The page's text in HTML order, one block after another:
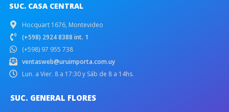
SUC. CASA CENTRAL
Hocquart 1676, Montevideo
(+598) 2924 8388 int. 1
(+598) 97 955 738
ventasweb@uruimporta.com.uy
Lun. a Vier. 8 a 17:30 y Sáb de 8 a 14hs.
SUC. GENERAL FLORES